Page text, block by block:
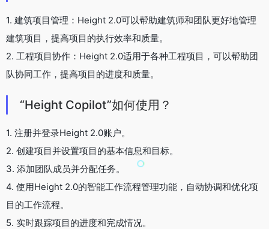
1. 建筑项目管理：Height 2.0可以帮助建筑师和团队更好地管理
建筑项目，提高项目的执行效率和质量。
2. 工程项目协作：Height 2.0适用于各种工程项目，可以帮助团
队协同工作，提高项目的进度和质量。
“Height Copilot”如何使用？
1. 注册并登录Height 2.0账户。
2. 创建项目并设置项目的基本信息和目标。
3. 添加团队成员并分配任务。
4. 使用Height 2.0的智能工作流程管理功能，自动协调和优化项
目的工作流程。
5. 实时跟踪项目的进度和完成情况。